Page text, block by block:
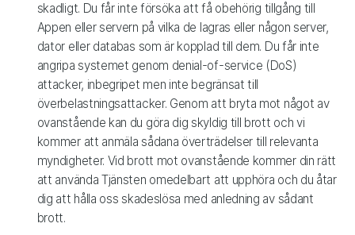
skadligt. Du får inte försöka att få obehörig tillgång till
Appen eller servern på vilka de lagras eller någon server,
dator eller databas som är kopplad till dem. Du får inte
angripa systemet genom denial-of-service (DoS)
attacker, inbegripet men inte begränsat till
överbelastningsattacker. Genom att bryta mot något av
ovanstående kan du göra dig skyldig till brott och vi
kommer att anmäla sådana överträdelser till relevanta
myndigheter. Vid brott mot ovanstående kommer din rätt
att använda Tjänsten omedelbart att upphöra och du åtar
dig att hålla oss skadeslösa med anledning av sådant
brott.